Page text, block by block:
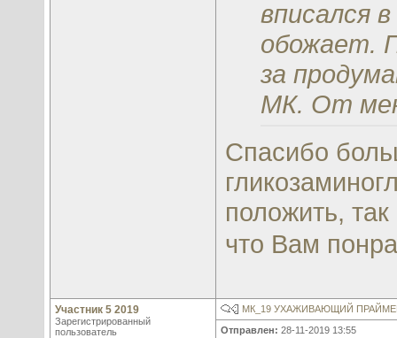
вписался
обожает.
за
МК. От
Спасибо
положить,
что Вам
Участник 5 2019
Зарегистрированный
пользователь
МК_19 УХАЖИВАЮЩИЙ
Отправлен: 28-11-2019 13:55